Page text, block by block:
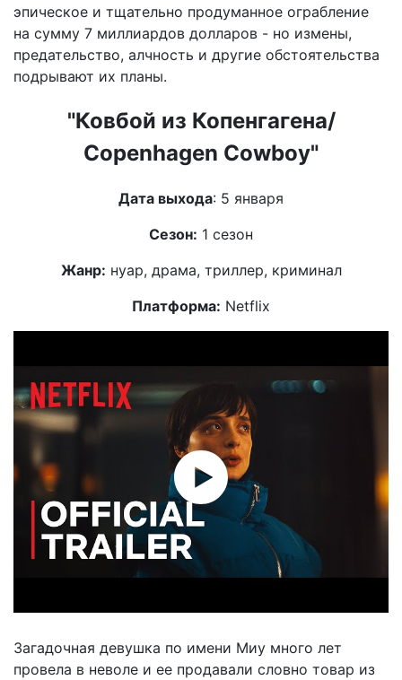
эпическое и тщательно продуманное ограбление
на сумму 7 миллиардов долларов - но измены,
предательство, алчность и другие обстоятельства
подрывают их планы.
"Ковбой из Копенгагена/
Copenhagen Cowboy"
Дата выхода: 5 января
Сезон: 1 сезон
Жанр: нуар, драма, триллер, криминал
Платформа: Netflix
Загадочная девушка по имени Миу много лет
провела в неволе и ее продавали словно товар из